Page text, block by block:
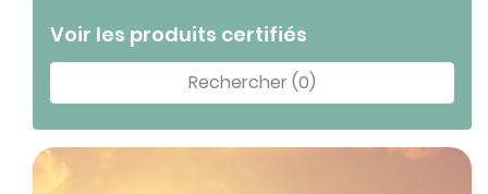
Voir les produits certifiés
Rechercher (0)